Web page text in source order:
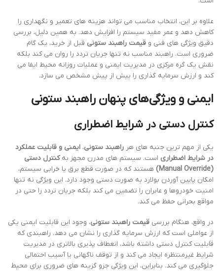
علاوه بر این، انتخاب مناسب می تواند هزینه های تعمیر و نگهداری را
کاهش دهد و عمر مفید سیستم را افزایش دهد. به همین دلیل، بررسی
دقیق ویژگی های فنی و قیمت راهبند ستونی قبل از خرید، یک گام
ضروری است. راهبند مناسب نه تنها جریان تردد را روان می کند بلکه
نقش یک گره مرکزی در مدیریت ایمنی و عملیات روزانه محیط ایفا می
کند و ارزش سرمایه گذاری را بیش از پیش مشخص می سازد.
ایمنی و ویژگی‌های پنهان راهبند ستونی
کنترل دستی در شرایط اضطراری
یکی از مهم ترین جنبه های هر راهبند ستونی، ایمنی و قابلیت عملکرد
در شرایط اضطراری است. سیستم های مدرن مجهز بهکنترل دستی
(Manual Override)
هستند که در صورت قطع برق یا خرابی سیستم،
امکان پایین آوردن بولارد به صورت دستی وجود دارد. این ویژگی نه تنها
امنیت خودروها و عابران را تضمین می کند بلکه جریان تردد را حتی در
مواقع بحرانی حفظ می کند.
در واقع، هنگام بررسی قیمت راهبند ستونی، وجود این قابلیت ایمنی یکی
از عواملی است که ارزش سرمایه گذاری را نشان می دهد. راهبندی که
قابلیت کنترل دستی داشته باشد، انعطاف پذیری بالاتری در مدیریت
شرایط غیرمنتظره ایجاد می کند و از توقف ناگهانی یا آسیب احتمالی
جلوگیری می کند. بنابراین، این ویژگی جزو گزینه های ضروری برای محیط